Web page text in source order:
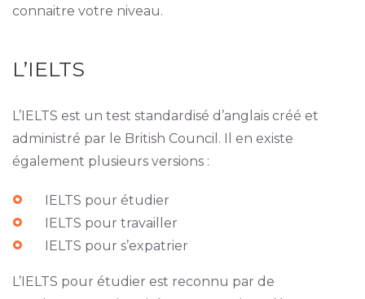
connaitre votre niveau.
L’IELTS
L’IELTS est un test standardisé d’anglais créé et
administré par le British Council. Il en existe
également plusieurs versions :
IELTS pour étudier
IELTS pour travailler
IELTS pour s’expatrier
L’IELTS pour étudier est reconnu par de